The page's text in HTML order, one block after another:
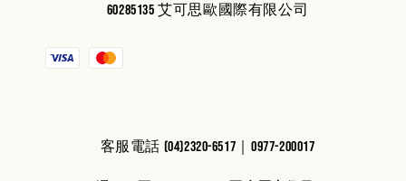
60285135 艾可思歐國際有限公司
客服電話 (04)2320-6517｜0977-200017